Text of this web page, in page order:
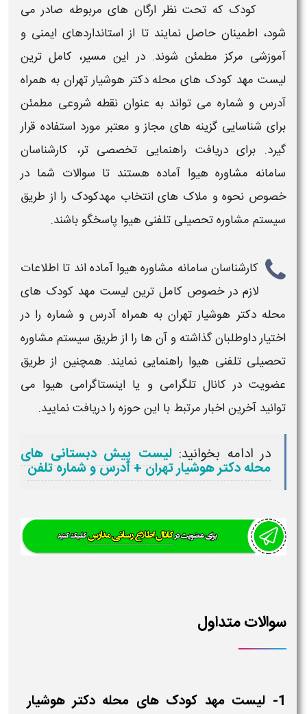
کودک که تحت نظر ارگان های مربوطه صادر می
شود، اطمینان حاصل نمایند تا از استانداردهای ایمنی و
آموزشی مرکز مطمئن شوند. در این مسیر، کامل ترین
لیست مهد کودک های محله دکتر هوشیار تهران به همراه
آدرس و شماره می تواند به عنوان نقطه شروعی مطمئن
برای شناسایی گزینه های مجاز و معتبر مورد استفاده قرار
گیرد. برای دریافت راهنمایی تخصصی تر، کارشناسان
سامانه مشاوره هیوا آماده هستند تا سوالات شما در
خصوص نحوه و ملاک های انتخاب مهدکودک را از طریق
سیستم مشاوره تحصیلی تلفنی هیوا پاسخگو باشند.
کارشناسان سامانه مشاوره هیوا آماده اند تا اطلاعات
لازم در خصوص کامل ترین لیست مهد کودک های
محله دکتر هوشیار تهران به همراه آدرس و شماره​ را در
اختیار داوطلبان گذاشته و آن ها را از طریق سیستم مشاوره
تحصیلی تلفنی هیوا راهنمایی نمایند. همچنین از طریق
عضویت در کانال تلگرامی و یا اینستاگرامی هیوا می
توانید آخرین اخبار مرتبط با این حوزه را دریافت نمایید.
در ادامه بخوانید:لیست پیش دبستانی های
محله دکتر هوشیار تهران + آدرس و شماره تلفن
سوالات متداول
1- لیست مهد کودک های محله دکتر هوشیار